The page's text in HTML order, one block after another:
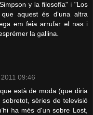
y la filosofía" i "Los
aquest és d'una altra
em feia arrufar el nas i
la gallina.
09:46
està de moda (que diria
sèries de televisió
ha més d'un sobre Lost,